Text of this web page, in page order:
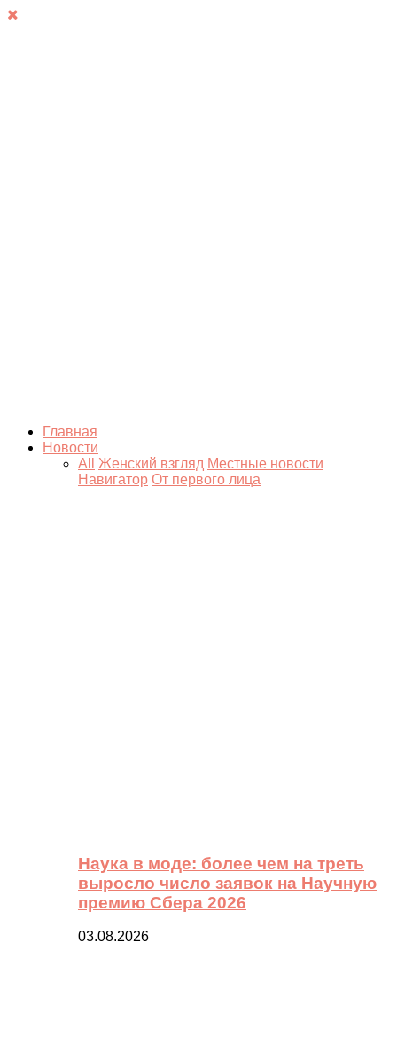
Главная
Новости
All
Женский взгляд Местные новости
Навигатор От первого лица
Наука в моде: более чем на треть
выросло число заявок на Научную
премию Сбера 2026
03.08.2026